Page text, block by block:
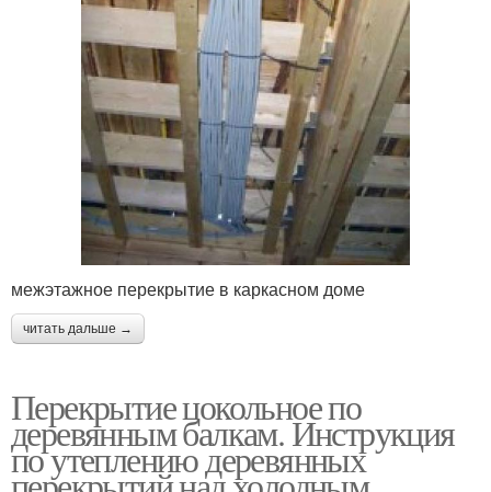
межэтажное перекрытие в каркасном доме
читать дальше →
Перекрытие цокольное по
деревянным балкам. Инструкция
по утеплению деревянных